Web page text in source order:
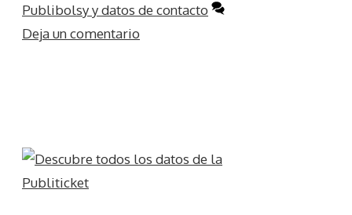
Publibolsy y datos de contacto
Deja un comentario